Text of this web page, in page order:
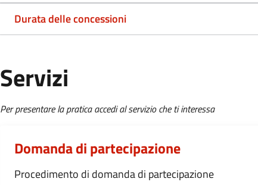
Durata delle concessioni
Servizi
Per presentare la pratica accedi al servizio che ti interessa
Domanda di partecipazione
Procedimento di domanda di partecipazione